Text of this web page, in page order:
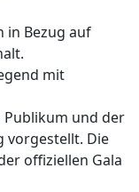
in Bezug auf
mit
und der
vorgestellt. Die
offiziellen Gala